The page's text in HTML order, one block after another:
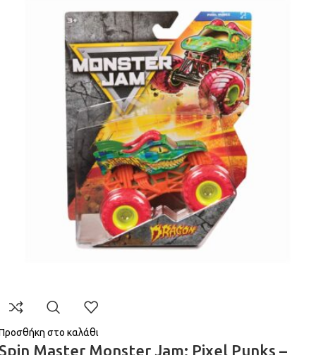
στο καλάθι
Master Monster Jam: Pixel Punks –